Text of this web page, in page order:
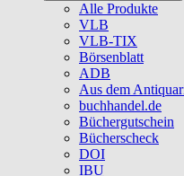
Alle Produkte
VLB
VLB-TIX
Börsenblatt
ADB
Aus dem
buchhandel.de
Büchergutschein
Bücherscheck
DOI
IBU